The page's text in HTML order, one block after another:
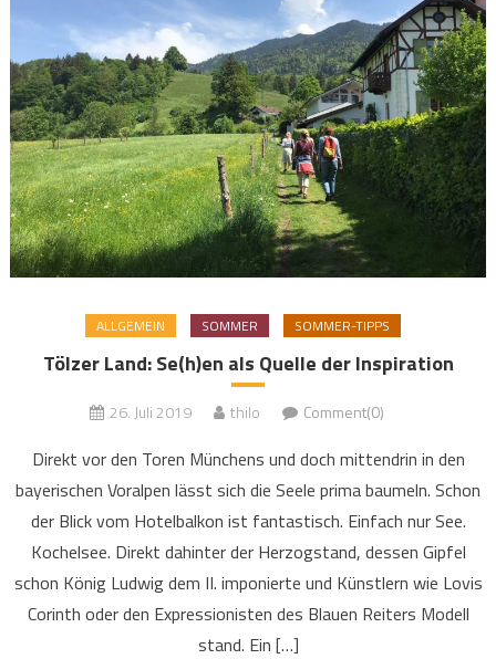
ALLGEMEIN SOMMER SOMMER-TIPPS
Tölzer Land: Se(h)en als Quelle der Inspiration
26. Juli 2019 thilo Comment(0)
Direkt vor den Toren Münchens und doch mittendrin in den
bayerischen Voralpen lässt sich die Seele prima baumeln. Schon
der Blick vom Hotelbalkon ist fantastisch. Einfach nur See.
Kochelsee. Direkt dahinter der Herzogstand, dessen Gipfel
schon König Ludwig dem II. imponierte und Künstlern wie Lovis
Corinth oder den Expressionisten des Blauen Reiters Modell
stand. Ein […]